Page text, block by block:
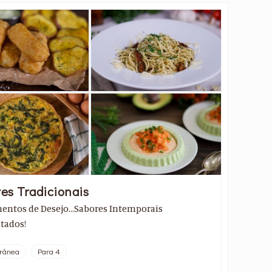
Tradicionais
de Desejo...Sabores Intemporais
Para 4